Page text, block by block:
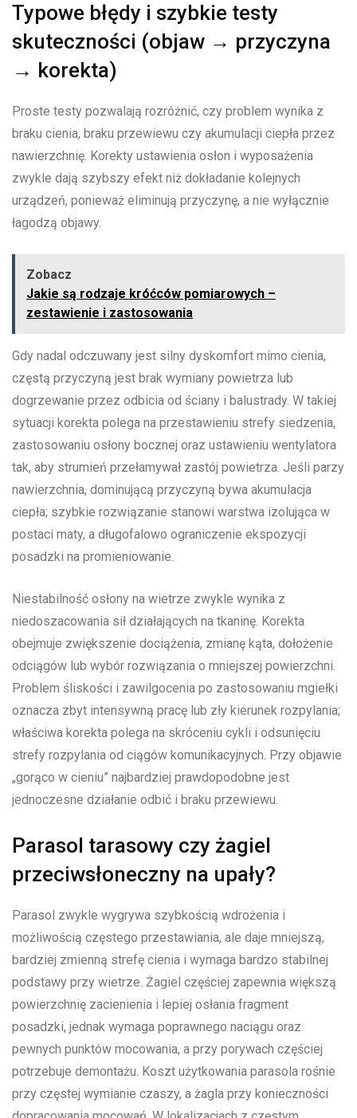
Typowe błędy i szybkie testy
skuteczności (objaw → przyczyna
→ korekta)
Proste testy pozwalają rozróżnić, czy problem wynika z
braku cienia, braku przewiewu czy akumulacji ciepła przez
nawierzchnię. Korekty ustawienia osłon i wyposażenia
zwykle dają szybszy efekt niż dokładanie kolejnych
urządzeń, ponieważ eliminują przyczynę, a nie wyłącznie
łagodzą objawy.
Zobacz
Jakie są rodzaje króćców pomiarowych –
zestawienie i zastosowania
Gdy nadal odczuwany jest silny dyskomfort mimo cienia,
częstą przyczyną jest brak wymiany powietrza lub
dogrzewanie przez odbicia od ściany i balustrady. W takiej
sytuacji korekta polega na przestawieniu strefy siedzenia,
zastosowaniu osłony bocznej oraz ustawieniu wentylatora
tak, aby strumień przełamywał zastój powietrza. Jeśli parzy
nawierzchnia, dominującą przyczyną bywa akumulacja
ciepła; szybkie rozwiązanie stanowi warstwa izolująca w
postaci maty, a długofalowo ograniczenie ekspozycji
posadzki na promieniowanie.
Niestabilność osłony na wietrze zwykle wynika z
niedoszacowania sił działających na tkaninę. Korekta
obejmuje zwiększenie dociążenia, zmianę kąta, dołożenie
odciągów lub wybór rozwiązania o mniejszej powierzchni.
Problem śliskości i zawilgocenia po zastosowaniu mgiełki
oznacza zbyt intensywną pracę lub zły kierunek rozpylania;
właściwa korekta polega na skróceniu cykli i odsunięciu
strefy rozpylania od ciągów komunikacyjnych. Przy objawie
„gorąco w cieniu” najbardziej prawdopodobne jest
jednoczesne działanie odbić i braku przewiewu.
Parasol tarasowy czy żagiel
przeciwsłoneczny na upały?
Parasol zwykle wygrywa szybkością wdrożenia i
możliwością częstego przestawiania, ale daje mniejszą,
bardziej zmienną strefę cienia i wymaga bardzo stabilnej
podstawy przy wietrze. Żagiel częściej zapewnia większą
powierzchnię zacienienia i lepiej osłania fragment
posadzki, jednak wymaga poprawnego naciągu oraz
pewnych punktów mocowania, a przy porywach częściej
potrzebuje demontażu. Koszt użytkowania parasola rośnie
przy częstej wymianie czaszy, a żagla przy konieczności